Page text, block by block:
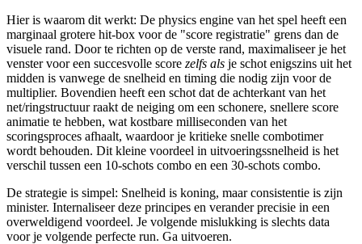
Hier is waarom dit werkt: De physics engine van het spel heeft een
marginaal grotere hit-box voor de "score registratie" grens dan de
visuele rand. Door te richten op de verste rand, maximaliseer je het
venster voor een succesvolle score zelfs als je schot enigszins uit het
midden is vanwege de snelheid en timing die nodig zijn voor de
multiplier. Bovendien heeft een schot dat de achterkant van het
net/ringstructuur raakt de neiging om een schonere, snellere score
animatie te hebben, wat kostbare milliseconden van het
scoringsproces afhaalt, waardoor je kritieke snelle combotimer
wordt behouden. Dit kleine voordeel in uitvoeringssnelheid is het
verschil tussen een 10-schots combo en een 30-schots combo.
De strategie is simpel: Snelheid is koning, maar consistentie is zijn
minister. Internaliseer deze principes en verander precisie in een
overweldigend voordeel. Je volgende mislukking is slechts data
voor je volgende perfecte run. Ga uitvoeren.